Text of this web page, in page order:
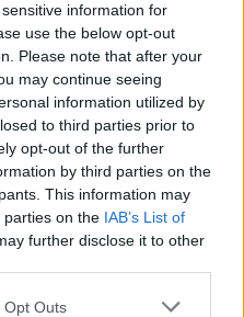
information for
use the below opt-out
Please note that after your
may continue seeing
information utilized by
to third parties prior to
opt-out of the further
by third parties on the
This information may
parties on the IAB’s List of
further disclose it to other
Opt Outs
244
3 mars 09
440"Flygande
(1990)
402 kommentarer
387
14 nov. 22
Caprice Classic
"Full-size muscle"
18 kommentarer